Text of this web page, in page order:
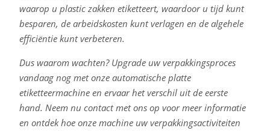
waarop u plastic zakken etiketteert, waardoor u tijd kunt
besparen, de arbeidskosten kunt verlagen en de algehele
efficiëntie kunt verbeteren.
Dus waarom wachten? Upgrade uw verpakkingsproces
vandaag nog met onze automatische platte
etiketteermachine en ervaar het verschil uit de eerste
hand. Neem nu contact met ons op voor meer informatie
en ontdek hoe onze machine uw verpakkingsactiviteiten